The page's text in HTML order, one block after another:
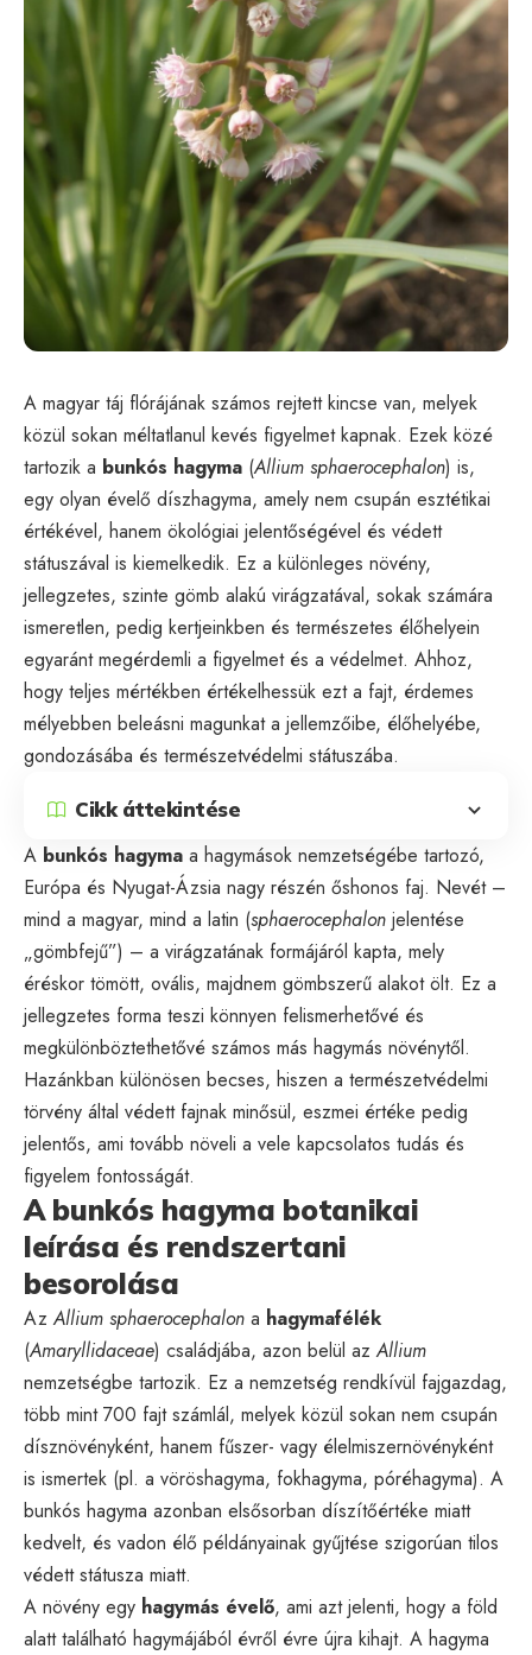
A magyar táj flórájának számos rejtett kincse van, melyek
közül sokan méltatlanul kevés figyelmet kapnak. Ezek közé
tartozik a bunkós hagyma (Allium sphaerocephalon) is,
egy olyan évelő díszhagyma, amely nem csupán esztétikai
értékével, hanem ökológiai jelentőségével és védett
státuszával is kiemelkedik. Ez a különleges növény,
jellegzetes, szinte gömb alakú virágzatával, sokak számára
ismeretlen, pedig kertjeinkben és természetes élőhelyein
egyaránt megérdemli a figyelmet és a védelmet. Ahhoz,
hogy teljes mértékben értékelhessük ezt a fajt, érdemes
mélyebben beleásni magunkat a jellemzőibe, élőhelyébe,
gondozásába és természetvédelmi státuszába.
Cikk áttekintése
A bunkós hagyma a hagymások nemzetségébe tartozó,
Európa és Nyugat-Ázsia nagy részén őshonos faj. Nevét –
mind a magyar, mind a latin (sphaerocephalon jelentése
„gömbfejű”) – a virágzatának formájáról kapta, mely
éréskor tömött, ovális, majdnem gömbszerű alakot ölt. Ez a
jellegzetes forma teszi könnyen felismerhetővé és
megkülönböztethetővé számos más hagymás növénytől.
Hazánkban különösen becses, hiszen a természetvédelmi
törvény által védett fajnak minősül, eszmei értéke pedig
jelentős, ami tovább növeli a vele kapcsolatos tudás és
figyelem fontosságát.
A bunkós hagyma botanikai
leírása és rendszertani
besorolása
AzAllium sphaerocephalon a hagymafélék
(Amaryllidaceae) családjába, azon belül azAllium
nemzetségbe tartozik. Ez a nemzetség rendkívül fajgazdag,
több mint 700 fajt számlál, melyek közül sokan nem csupán
dísznövényként, hanem fűszer- vagy élelmiszernövényként
is ismertek (pl. a vöröshagyma, fokhagyma, póréhagyma). A
bunkós hagyma azonban elsősorban díszítőértéke miatt
kedvelt, és vadon élő példányainak gyűjtése szigorúan tilos
védett státusza miatt.
A növény egy hagymás évelő, ami azt jelenti, hogy a föld
alatt található hagymájából évről évre újra kihajt. A hagyma